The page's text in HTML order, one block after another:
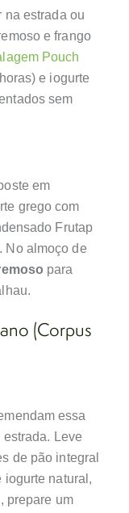
na estrada ou
e frango
Pouch
e iogurte
sem
em
grego com
Frutap
No almoço de
para
(Corpus
essa
estrada. Leve
de pão integral
iogurte natural,
prepare um